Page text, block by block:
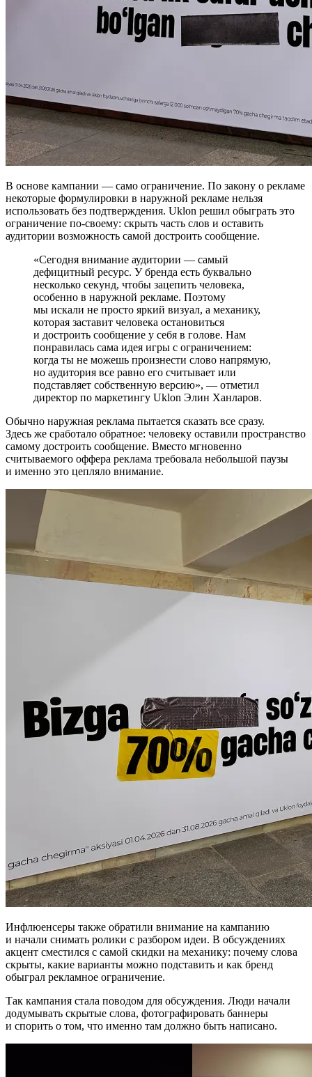
В основе кампании — само ограничение. По закону о рекламе
некоторые формулировки в наружной рекламе нельзя
использовать без подтверждения. Uklon решил обыграть это
ограничение по-своему: скрыть часть слов и оставить
аудитории возможность самой достроить сообщение.
«Сегодня внимание аудитории — самый
дефицитный ресурс. У бренда есть буквально
несколько секунд, чтобы зацепить человека,
особенно в наружной рекламе. Поэтому
мы искали не просто яркий визуал, а механику,
которая заставит человека остановиться
и достроить сообщение у себя в голове. Нам
понравилась сама идея игры с ограничением:
когда ты не можешь произнести слово напрямую,
но аудитория все равно его считывает или
подставляет собственную версию», — отметил
директор по маркетингу Uklon Элин Ханларов.
Обычно наружная реклама пытается сказать все сразу.
Здесь же сработало обратное: человеку оставили пространство
самому достроить сообщение. Вместо мгновенно
считываемого оффера реклама требовала небольшой паузы
и именно это цепляло внимание.
Инфлюенсеры также обратили внимание на кампанию
и начали снимать ролики с разбором идеи. В обсуждениях
акцент сместился с самой скидки на механику: почему слова
скрыты, какие варианты можно подставить и как бренд
обыграл рекламное ограничение.
Так кампания стала поводом для обсуждения. Люди начали
додумывать скрытые слова, фотографировать баннеры
и спорить о том, что именно там должно быть написано.